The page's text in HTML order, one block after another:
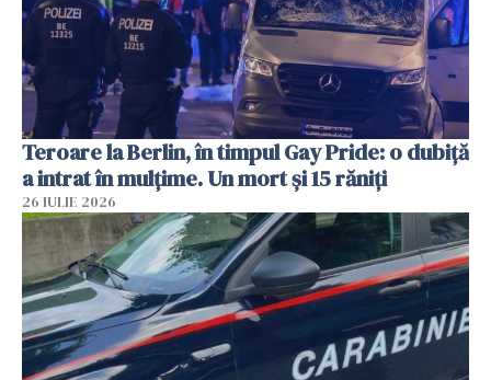
Teroare la Berlin, în timpul Gay Pride: o dubiță
a intrat în mulțime. Un mort și 15 răniți
26 IULIE 2026